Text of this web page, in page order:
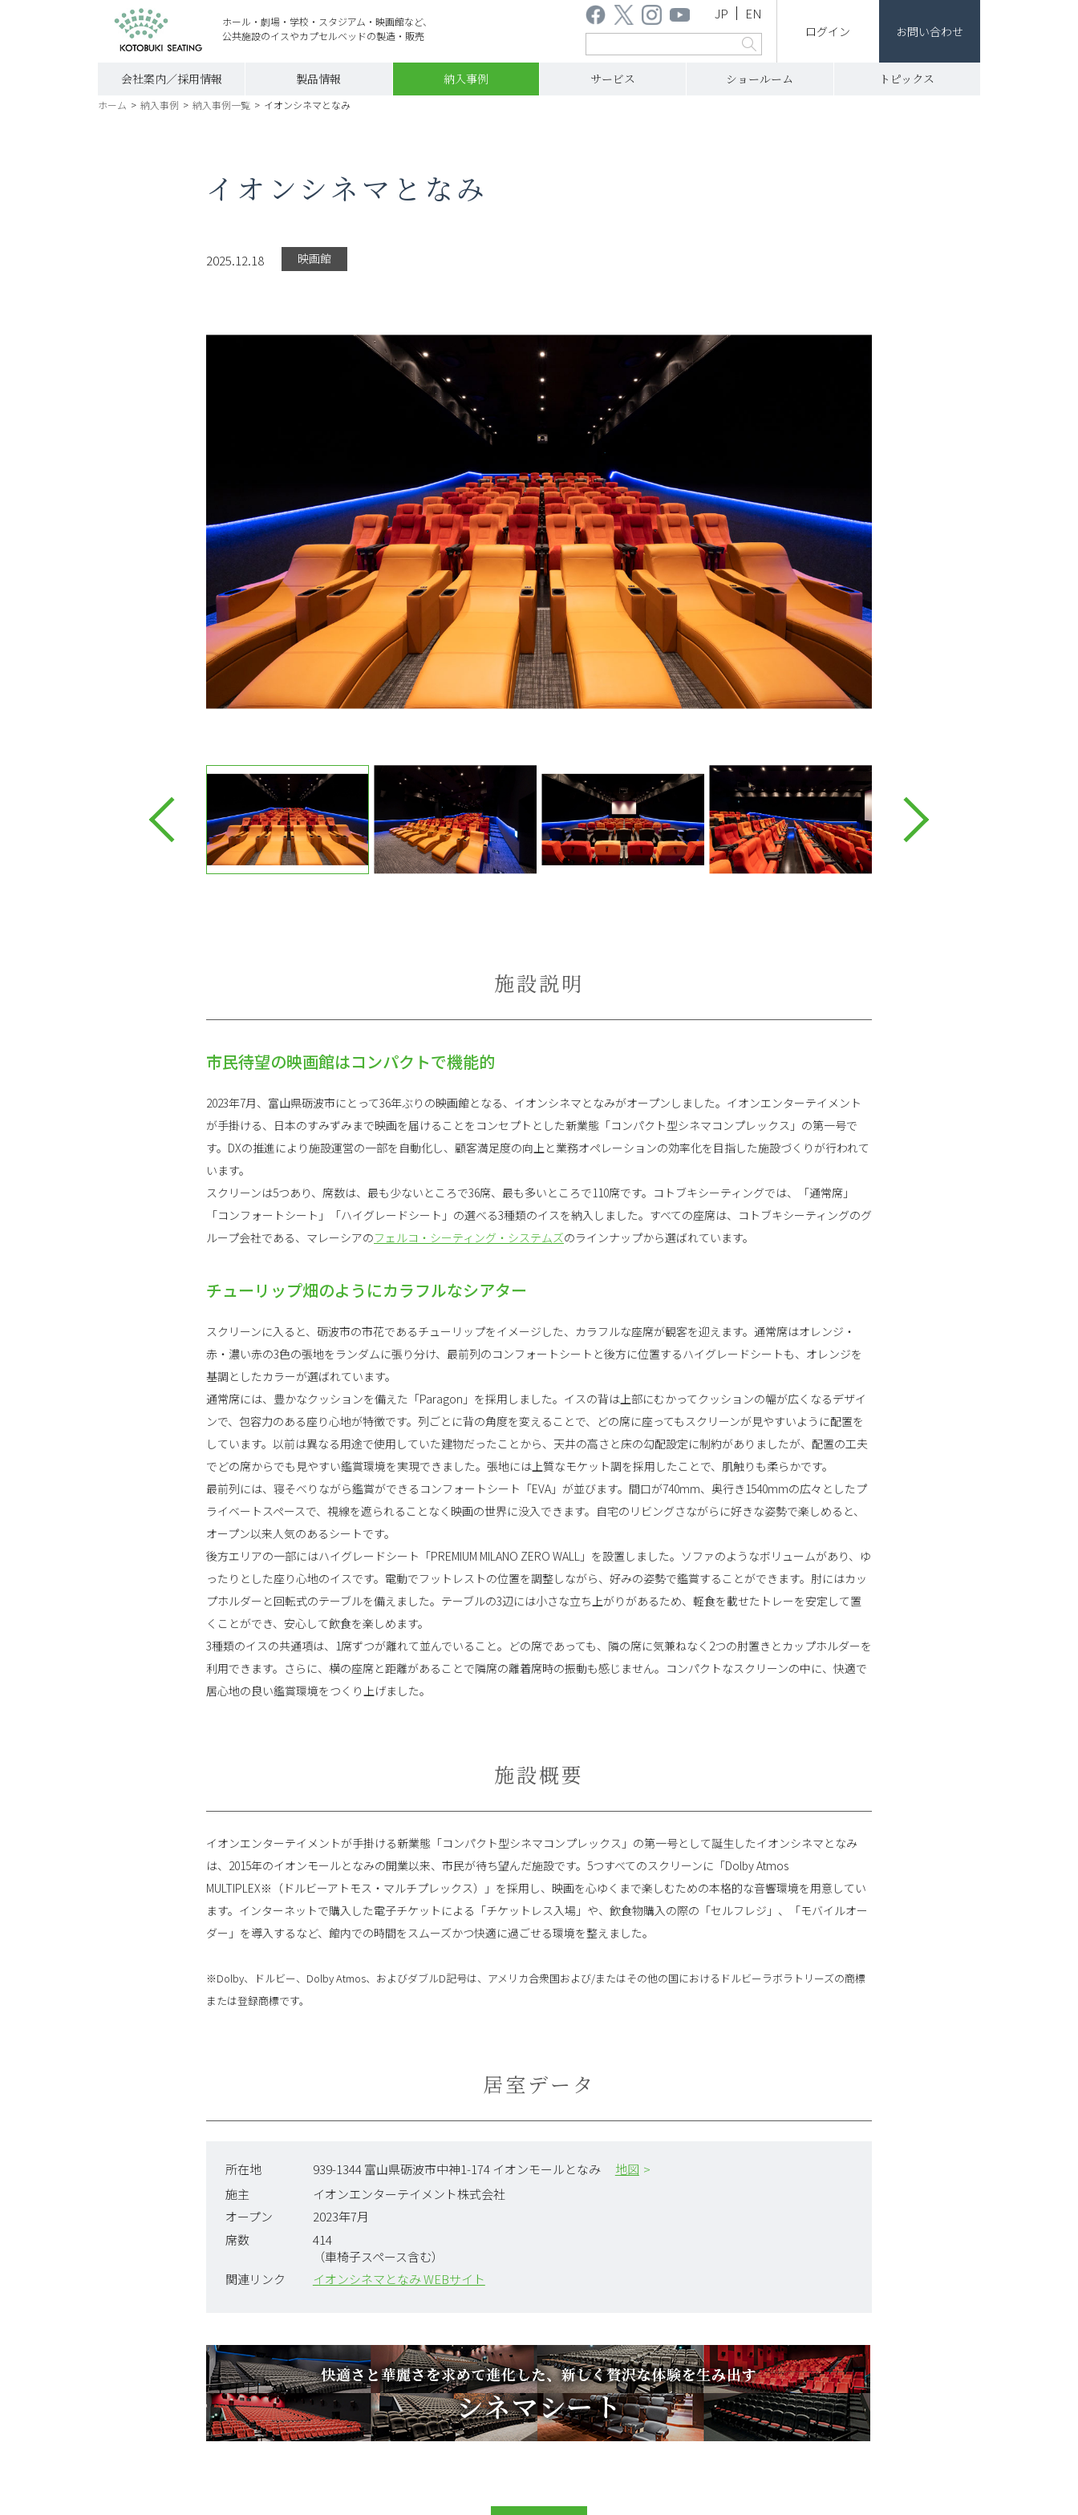
ホール・劇場・学校・スタジアム・映画館など、
公共施設のイスやカプセルベッドの製造・販売
ログイン お問い合わせ
JP EN
会社案内／採用情報 製品情報 納入事例 サービス ショールーム トピックス
ホーム > 納入事例 > 納入事例一覧 > イオンシネマとなみ
イオンシネマとなみ
2025.12.18 映画館
施設説明
市民待望の映画館はコンパクトで機能的
2023年7月、富山県砺波市にとって36年ぶりの映画館となる、イオンシネマとなみがオープンしました。イオンエンターテイメント
が手掛ける、日本のすみずみまで映画を届けることをコンセプトとした新業態「コンパクト型シネマコンプレックス」の第一号で
す。DXの推進により施設運営の一部を自動化し、顧客満足度の向上と業務オペレーションの効率化を目指した施設づくりが行われて
います。
スクリーンは5つあり、席数は、最も少ないところで36席、最も多いところで110席です。コトブキシーティングでは、「通常席」
「コンフォートシート」「ハイグレードシート」の選べる3種類のイスを納入しました。すべての座席は、コトブキシーティングのグ
ループ会社である、マレーシアのフェルコ・シーティング・システムズのラインナップから選ばれています。
チューリップ畑のようにカラフルなシアター
スクリーンに入ると、砺波市の市花であるチューリップをイメージした、カラフルな座席が観客を迎えます。通常席はオレンジ・
赤・濃い赤の3色の張地をランダムに張り分け、最前列のコンフォートシートと後方に位置するハイグレードシートも、オレンジを
基調としたカラーが選ばれています。
通常席には、豊かなクッションを備えた「Paragon」を採用しました。イスの背は上部にむかってクッションの幅が広くなるデザイ
ンで、包容力のある座り心地が特徴です。列ごとに背の角度を変えることで、どの席に座ってもスクリーンが見やすいように配置を
しています。以前は異なる用途で使用していた建物だったことから、天井の高さと床の勾配設定に制約がありましたが、配置の工夫
でどの席からでも見やすい鑑賞環境を実現できました。張地には上質なモケット調を採用したことで、肌触りも柔らかです。
最前列には、寝そべりながら鑑賞ができるコンフォートシート「EVA」が並びます。間口が740mm、奥行き1540mmの広々としたプ
ライベートスペースで、視線を遮られることなく映画の世界に没入できます。自宅のリビングさながらに好きな姿勢で楽しめると、
オープン以来人気のあるシートです。
後方エリアの一部にはハイグレードシート「PREMIUM MILANO ZERO WALL」を設置しました。ソファのようなボリュームがあり、ゆ
ったりとした座り心地のイスです。電動でフットレストの位置を調整しながら、好みの姿勢で鑑賞することができます。肘にはカッ
プホルダーと回転式のテーブルを備えました。テーブルの3辺には小さな立ち上がりがあるため、軽食を載せたトレーを安定して置
くことができ、安心して飲食を楽しめます。
3種類のイスの共通項は、1席ずつが離れて並んでいること。どの席であっても、隣の席に気兼ねなく2つの肘置きとカップホルダーを
利用できます。さらに、横の座席と距離があることで隣席の離着席時の振動も感じません。コンパクトなスクリーンの中に、快適で
居心地の良い鑑賞環境をつくり上げました。
施設概要
イオンエンターテイメントが手掛ける新業態「コンパクト型シネマコンプレックス」の第一号として誕生したイオンシネマとなみ
は、2015年のイオンモールとなみの開業以来、市民が待ち望んだ施設です。5つすべてのスクリーンに「Dolby Atmos
MULTIPLEX※（ドルビーアトモス・マルチプレックス）」を採用し、映画を心ゆくまで楽しむための本格的な音響環境を用意してい
ます。インターネットで購入した電子チケットによる「チケットレス入場」や、飲食物購入の際の「セルフレジ」、「モバイルオー
ダー」を導入するなど、館内での時間をスムーズかつ快適に過ごせる環境を整えました。
※Dolby、ドルビー、Dolby Atmos、およびダブルD記号は、アメリカ合衆国および/またはその他の国におけるドルビーラボラトリーズの商標
または登録商標です。
居室データ
所在地 939-1344 富山県砺波市中神1-174 イオンモールとなみ
地図
施主
イオンエンターテイメント株式会社
オープン
2023年7月
席数
414
（車椅子スペース含む）
関連リンク
イオンシネマとなみ WEBサイト